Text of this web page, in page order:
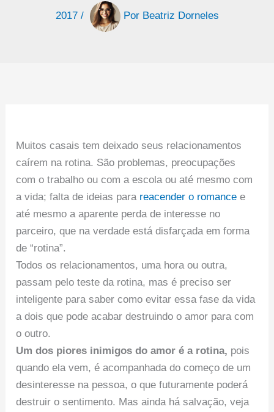
2017 / Por Beatriz Dorneles
Muitos casais tem deixado seus relacionamentos
caírem na rotina. São problemas, preocupações
com o trabalho ou com a escola ou até mesmo com
a vida; falta de ideias para reacender o romancee
até mesmo a aparente perda de interesse no
parceiro, que na verdade está disfarçada em forma
de “rotina”.
Todos os relacionamentos, uma hora ou outra,
passam pelo teste da rotina, mas é preciso ser
inteligente para saber como evitar essa fase da vida
a dois que pode acabar destruindo o amor para com
o outro.
Um dos piores inimigos do amor é a rotina, pois
quando ela vem, é acompanhada do começo de um
desinteresse na pessoa, o que futuramente poderá
destruir o sentimento. Mas ainda há salvação, veja